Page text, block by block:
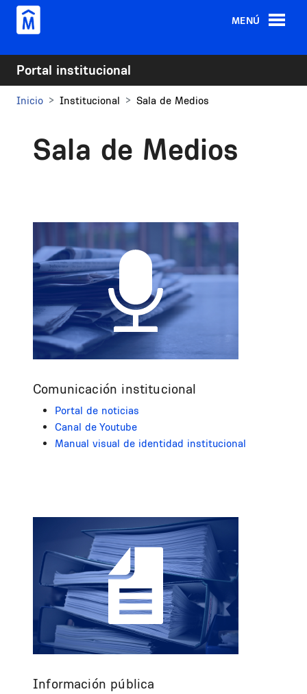
Pasar al contenido principal
MENÚ
Portal institucional
Inicio Institucional Sala de Medios
Sala de Medios
Comunicación institucional
Portal de noticias
Canal de Youtube
Manual visual de identidad institucional
Información pública